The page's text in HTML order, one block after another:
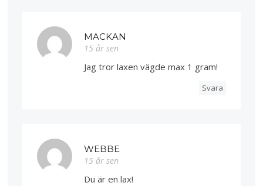
MACKAN
15 år sen
Jag tror laxen vägde max 1 gram!
Svara
WEBBE
15 år sen
Du är en lax!